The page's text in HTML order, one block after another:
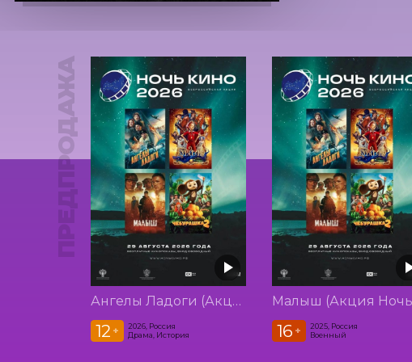
ПРЕДПРОДАЖА
Ангелы Ладоги (Акция Ночь Кино 2026)
12 +
2026, Россия
Драма, История
16 +
2025, Россия
Военный